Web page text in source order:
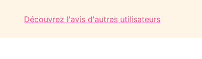
Découvrez l'avis d'autres utilisateurs